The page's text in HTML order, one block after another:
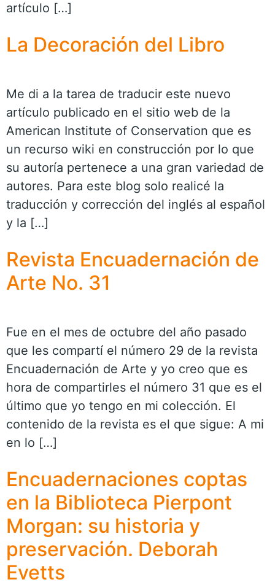
artículo […]
La Decoración del Libro
Me di a la tarea de traducir este nuevo
artículo publicado en el sitio web de la
American Institute of Conservation que es
un recurso wiki en construcción por lo que
su autoría pertenece a una gran variedad de
autores. Para este blog solo realicé la
traducción y corrección del inglés al español
y la […]
Revista Encuadernación de
Arte No. 31
Fue en el mes de octubre del año pasado
que les compartí el número 29 de la revista
Encuadernación de Arte y yo creo que es
hora de compartirles el número 31 que es el
último que yo tengo en mi colección. El
contenido de la revista es el que sigue: A mi
en lo […]
Encuadernaciones coptas
en la Biblioteca Pierpont
Morgan: su historia y
preservación. Deborah
Evetts